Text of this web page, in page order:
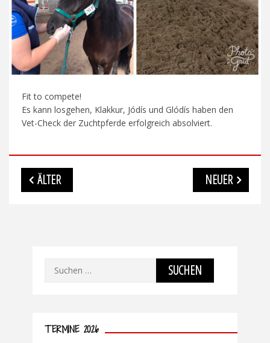
Fit to compete!
Es kann losgehen, Klakkur, Jódís und Glódís haben den
Vet-Check der Zuchtpferde erfolgreich absolviert.
Beitragsnavigation
ÄLTER NEUER
Suchen
TERMINE 2026